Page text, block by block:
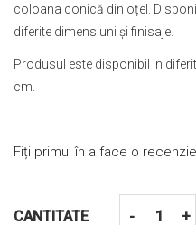
coloana conică din oțel.
diferite dimensiuni și finisaje.
Produsul este disponibil in
cm.
Fiți primul în a face o
CANTITATE - +